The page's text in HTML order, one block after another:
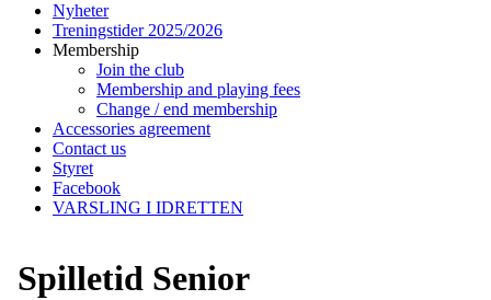
Nyheter
Treningstider 2025/2026
Membership
Join the club
Membership and playing fees
Change / end membership
Accessories agreement
Contact us
Styret
Facebook
VARSLING I IDRETTEN
Spilletid Senior